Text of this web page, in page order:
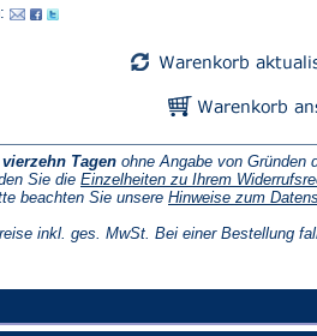
Tagen ohne Angabe von Gründen
Sie die Einzelheiten zu Ihrem
beachten Sie unsere Hinweise zum
inkl. ges. MwSt. Bei einer Bestellung